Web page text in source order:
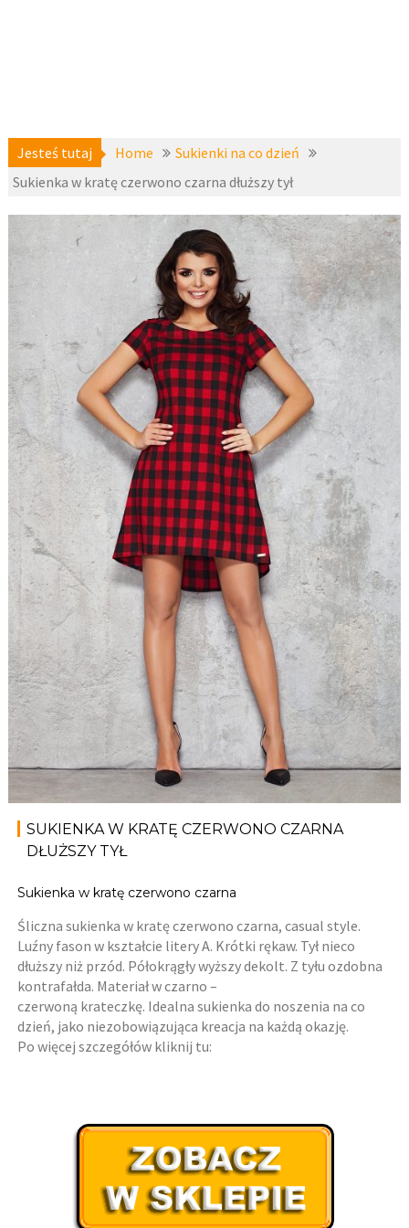
Jesteś tutaj Home
Sukienki na co dzień
Sukienka w kratę czerwono czarna dłuższy tył
5 lutego
2017
fashion4u.pl
Sukienki
koktajlowe
Sukienki na
SUKIENKA W KRATĘ CZERWONO CZARNA
DŁUŻSZY TYŁ
Sukienka w kratę czerwono czarna
Śliczna sukienka w kratę czerwono czarna, casual style.
Luźny fason w kształcie litery A. Krótki rękaw. Tył nieco
dłuższy niż przód. Półokrągły wyższy dekolt. Z tyłu ozdobna
kontrafałda. Materiał w czarno –
czerwoną krateczkę. Idealna sukienka do noszenia na co
dzień, jako niezobowiązująca kreacja na każdą okazję.
Po więcej szczegółów kliknij tu: